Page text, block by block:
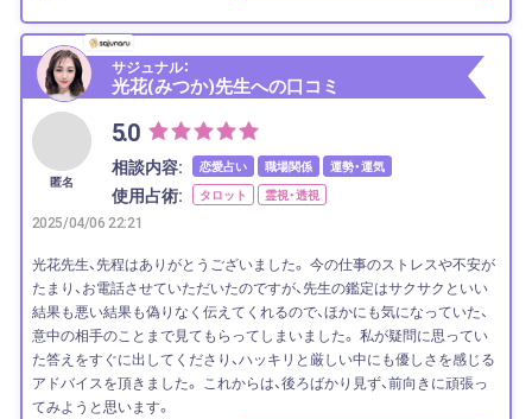
サジュナル：
光花(みつか)先生への口コミ
匿名
5.0
相談内容: 恋愛占い 職場関係 運勢・運気
使用占術: タロット 霊視・透視
2025/04/06 22:21
光花先生、先程はありがとうございました。 今の仕事のストレスや不安が
たまり、お電話させていただいたのですが、先生の鑑定はサクサクといい
結果も悪い結果も偽りなく伝えてくれるので、ほかにも気になっていた、
意中の相手のことまで見てもらってしまいました。 私が疑問に思ってい
た答えをすぐに出してくださり、ハッキリと厳しい中にも優しさを感じる
アドバイスを頂きました。 これからは、後ろばかり見ず、前向きに頑張っ
てみようと思います。